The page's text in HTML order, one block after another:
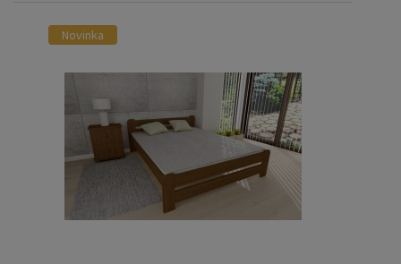
Novinka